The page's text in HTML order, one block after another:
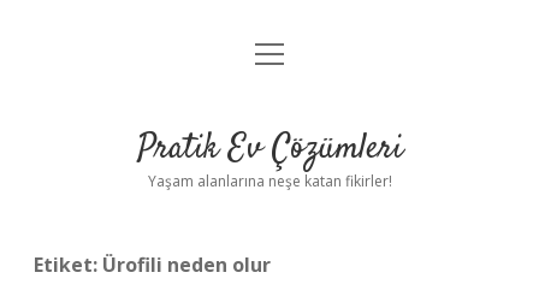
Anasayfa
Yasal Uyarı
menüyü
Pratik Ev Çözümleri
Yaşam alanlarına neşe katan fikirler!
Etiket: Ürofili neden olur